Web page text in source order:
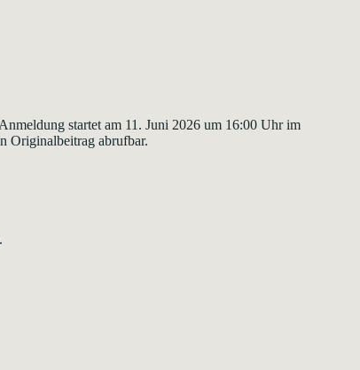
startet am 11. Juni 2026 um 16:00 Uhr im
Originalbeitrag abrufbar.